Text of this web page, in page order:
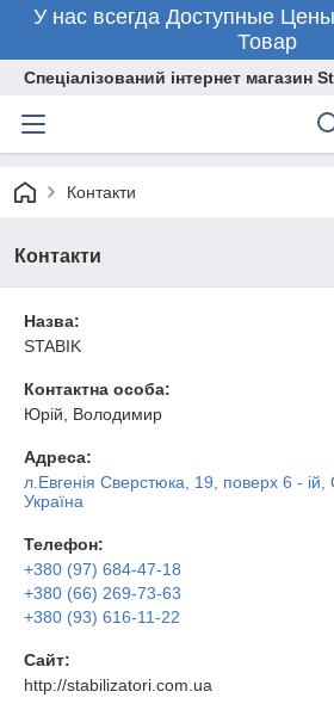
У нас всегда Доступные
Товар
Спеціалізований інтернет магазин
Контакти
Контакти
Назва:
STABIK
Контактна особа:
Юрій, Володимир
Адреса:
л.Евгенія Сверстюка, 19, поверх 6 - ій,
Україна
Телефон:
+380 (97) 684-47-18
+380 (66) 269-73-63
+380 (93) 616-11-22
Сайт:
http://stabilizatori.com.ua